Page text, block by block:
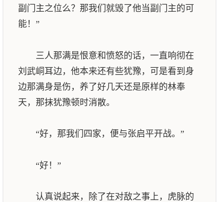
副门主之位么？那我们就毁了他当副门主的可
能！”
三人那满是恨意和愤怒的话，一直响彻在
刘武峒耳边，他本来还有些犹豫，可是看到身
边那满身是伤，养了好几天还是原样的林奉
天，那抹犹豫顿时消散。
“好，那我们四家，便与张启平开战。”
“好！”
认真说起来，除了在对敌之事上，虎脉的